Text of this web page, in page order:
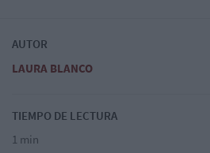
AUTOR
LAURA BLANCO
TIEMPO DE LECTURA
1 min